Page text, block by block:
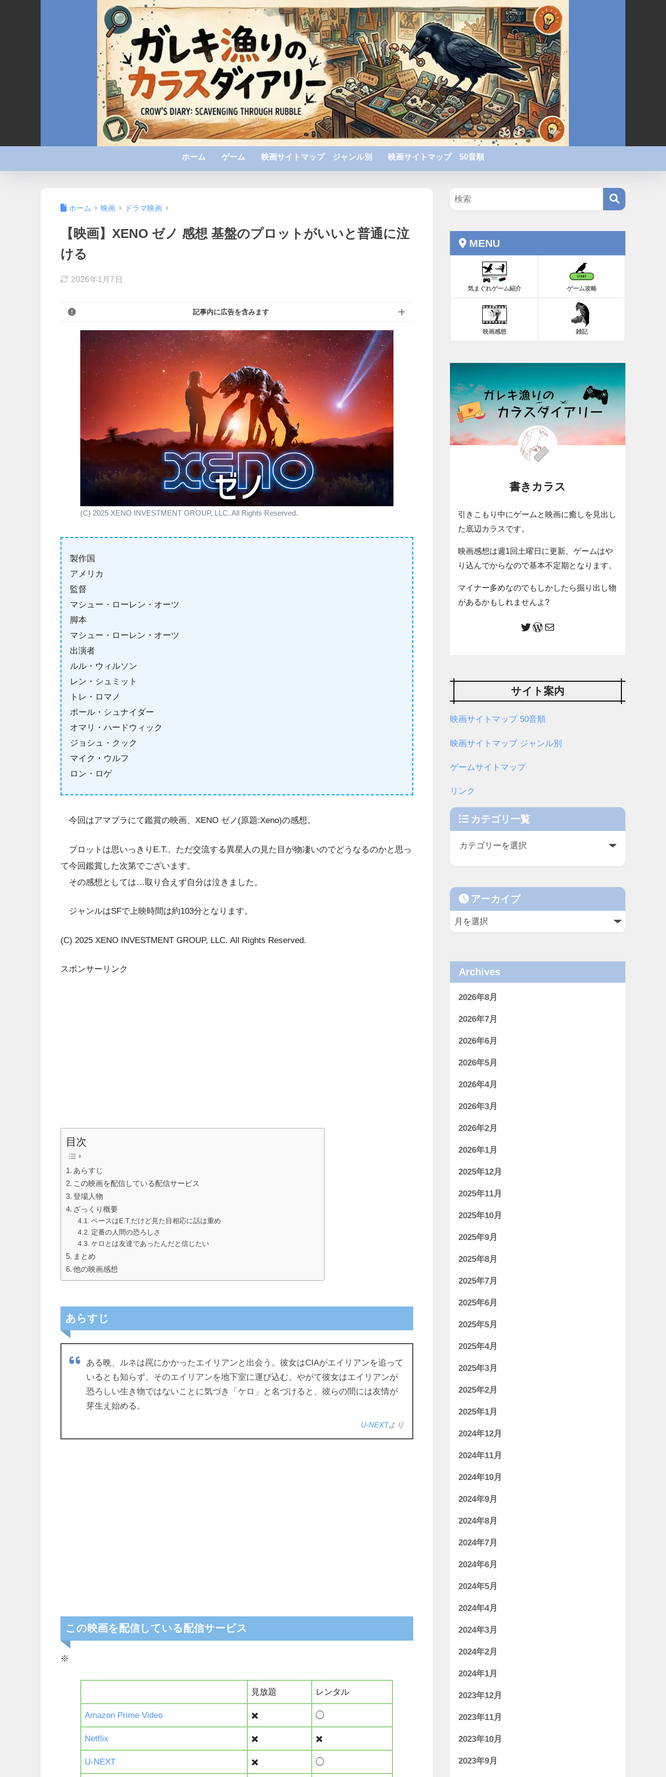
ホーム ゲーム 映画サイトマップ ジャンル別 映画サイトマップ 50音順
ホーム 映画 ドラマ映画
【映画】XENO ゼノ 感想 基盤のプロットがいいと普通に泣
ける
2026年1月7日
記事内に広告を含みます
(C) 2025 XENO INVESTMENT GROUP, LLC. All Rights Reserved.
製作国
アメリカ
監督
マシュー・ローレン・オーツ
脚本
マシュー・ローレン・オーツ
出演者
ルル・ウィルソン
レン・シュミット
トレ・ロマノ
ポール・シュナイダー
オマリ・ハードウィック
ジョシュ・クック
マイク・ウルフ
ロン・ロゲ
今回はアマプラにて鑑賞の映画、XENO ゼノ(原題:Xeno)の感想。
プロットは思いっきりE.T.、ただ交流する異星人の見た目が物凄いのでどうなるのかと思っ
て今回鑑賞した次第でございます。
その感想としては…取り合えず自分は泣きました。
ジャンルはSFで上映時間は約103分となります。
(C) 2025 XENO INVESTMENT GROUP, LLC. All Rights Reserved.
スポンサーリンク
目次
あらすじ
この映画を配信している配信サービス
登場人物
ざっくり概要
ベースはE.T.だけど見た目相応に話は重め
定番の人間の恐ろしさ
ケロとは友達であったんだと信じたい
まとめ
他の映画感想
あらすじ
ある晩、ルネは罠にかかったエイリアンと出会う。彼女はCIAがエイリアンを追って
いるとも知らず、そのエイリアンを地下室に運び込む。やがて彼女はエイリアンが
恐ろしい生き物ではないことに気づき「ケロ」と名づけると、彼らの間には友情が
芽生え始める。
U-NEXTより
この映画を配信している配信サービス
※
見放題 レンタル
Amazon Prime Video ✖️ ◯
Netflix ✖️ ✖️
U-NEXT ✖️ ◯
MENU
気まぐれゲーム紹介 ゲーム攻略
映画感想 雑記
書きカラス
引きこもり中にゲームと映画に癒しを見出し
た底辺カラスです。
映画感想は週1回土曜日に更新、ゲームはや
り込んでからなので基本不定期となります。
マイナー多めなのでもしかしたら掘り出し物
があるかもしれませんよ?
サイト案内
映画サイトマップ 50音順
映画サイトマップ ジャンル別
ゲームサイトマップ
リンク
カテゴリ一覧
アーカイブ
Archives
2026年8月
2026年7月
2026年6月
2026年5月
2026年4月
2026年3月
2026年2月
2026年1月
2025年12月
2025年11月
2025年10月
2025年9月
2025年8月
2025年7月
2025年6月
2025年5月
2025年4月
2025年3月
2025年2月
2025年1月
2024年12月
2024年11月
2024年10月
2024年9月
2024年8月
2024年7月
2024年6月
2024年5月
2024年4月
2024年3月
2024年2月
2024年1月
2023年12月
2023年11月
2023年10月
2023年9月